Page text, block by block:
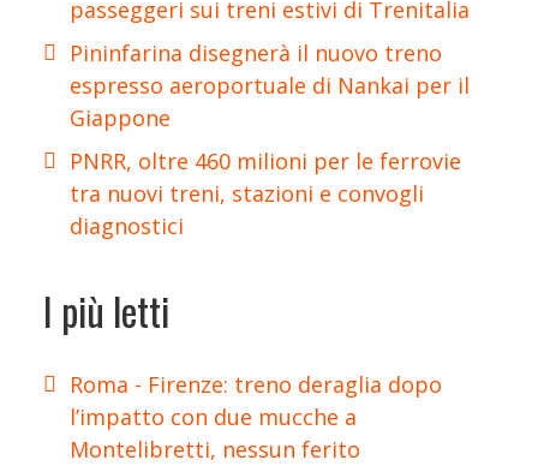
passeggeri sui treni estivi di Trenitalia
Pininfarina disegnerà il nuovo treno
espresso aeroportuale di Nankai per il
Giappone
PNRR, oltre 460 milioni per le ferrovie
tra nuovi treni, stazioni e convogli
diagnostici
I più letti
Roma - Firenze: treno deraglia dopo
l’impatto con due mucche a
Montelibretti, nessun ferito